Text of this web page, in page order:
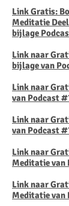
Link Gratis:
Meditatie
bijlage
Link naar
bijlage van
​Link naar
van Podcast
Link naar
van Podcast
Link naar
Meditatie van
Link naar
Meditatie van